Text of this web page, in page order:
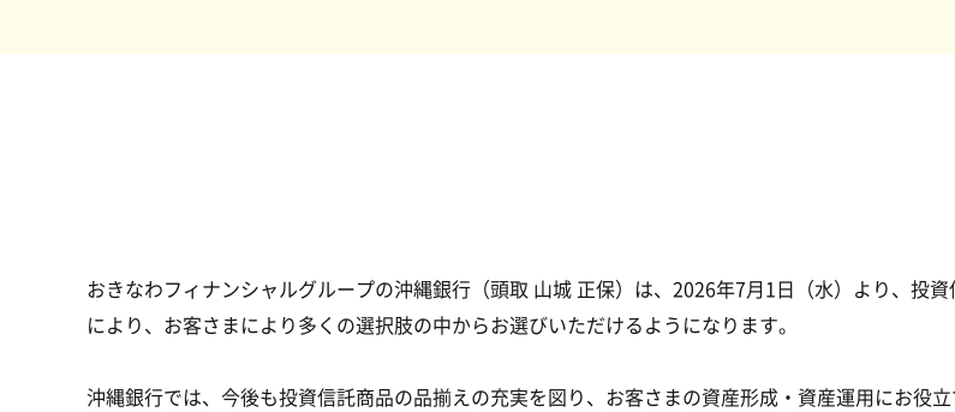
おきなわフィナンシャルグループの沖縄銀行（頭取 山城 正保）は、2026年7月1日（水）より、投
により、お客さまにより多くの選択肢の中からお選びいただけるようになります。
沖縄銀行では、今後も投資信託商品の品揃えの充実を図り、お客さまの資産形成・資産運用にお役